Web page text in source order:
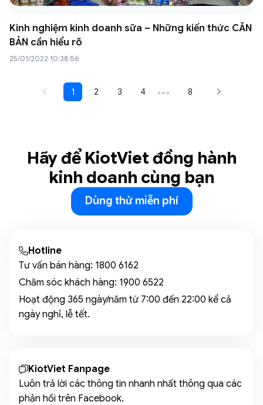
Kinh nghiệm kinh doanh sữa – Những kiến thức CĂN
BẢN cần hiểu rõ
25/01/2022 10:38:56
1 2 3 4 … 8
Hãy để KiotViet đồng hành
kinh doanh cùng bạn
Dùng thử miễn phí
Hotline
Tư vấn bán hàng: 1800 6162
Chăm sóc khách hàng: 1900 6522
Hoạt động 365 ngày/năm từ 7:00 đến 22:00 kể cả
ngày nghỉ, lễ tết.
KiotViet Fanpage
Luôn trả lời các thông tin nhanh nhất thông qua các
phản hồi trên Facebook.